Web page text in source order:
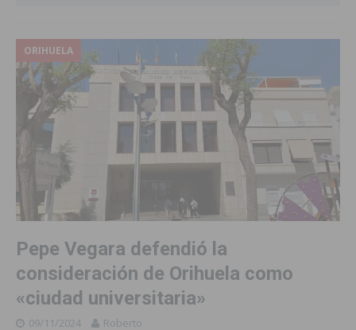
ORIHUELA
Pepe Vegara defendió la
consideración de Orihuela como
«ciudad universitaria»
09/11/2024 Roberto